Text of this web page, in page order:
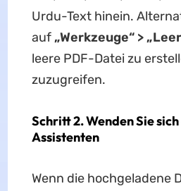
Urdu-Text hinein.
auf „Werkzeuge“ >
leere PDF-Datei zu
zuzugreifen.
Schritt 2. Wenden Sie
Assistenten
Wenn die hochgeladene